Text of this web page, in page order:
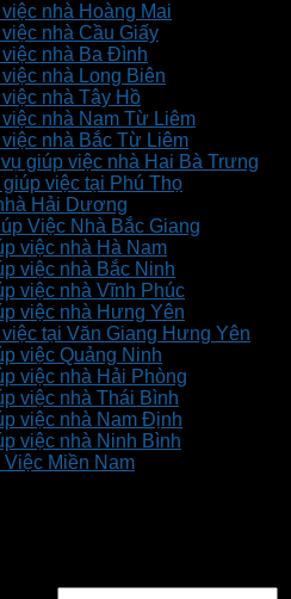
nhà Hoàng Mai
nhà Cầu Giấy
nhà Ba Đình
nhà Long Biên
nhà Tây Hồ
nhà Nam Từ Liêm
nhà Bắc Từ Liêm
giúp việc nhà Hai Bà Trưng
việc tại Phú Thọ
Hải Dương
Việc Nhà Bắc Giang
việc nhà Hà Nam
việc nhà Bắc Ninh
việc nhà Vĩnh Phúc
việc nhà Hưng Yên
tại Văn Giang Hưng Yên
việc Quảng Ninh
việc nhà Hải Phòng
việc nhà Thái Bình
việc nhà Nam Định
việc nhà Ninh Bình
Miền Nam